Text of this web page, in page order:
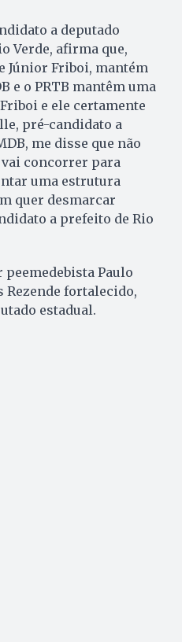
a deputado
Verde, afirma que,
Júnior Friboi, mantém
e o PRTB mantêm uma
e ele certamente
pré-candidato a
me disse que não
vai concorrer para
uma estrutura
quer desmarcar
a prefeito de Rio
peemedebista Paulo
fortalecido,
estadual.